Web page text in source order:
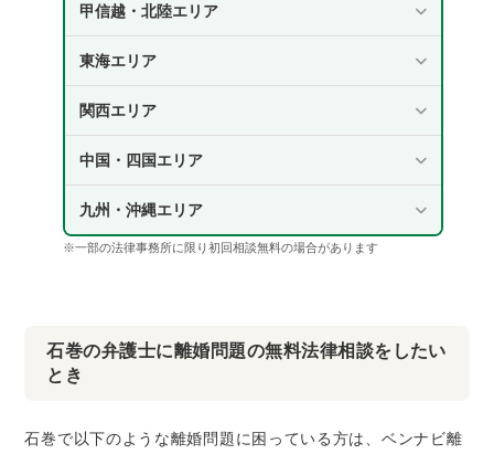
甲信越・北陸エリア
東海エリア
関西エリア
中国・四国エリア
九州・沖縄エリア
※一部の法律事務所に限り初回相談無料の場合があります
石巻の弁護士に離婚問題の無料法律相談をしたい
とき
石巻で以下のような離婚問題に困っている方は、ベンナビ離